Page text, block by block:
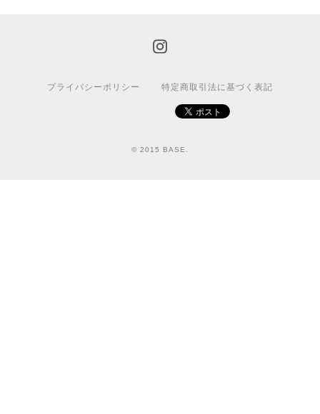
プライバシーポリシー 特定商取引法に基づく表記
© 2015 BASE.